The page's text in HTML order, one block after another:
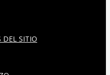
DEL SITIO